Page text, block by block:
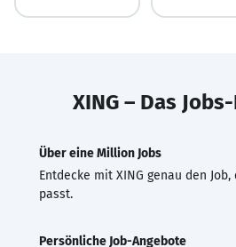
XING – Das
Über eine Million Jobs
Entdecke mit XING genau den
passt.
Persönliche Job-Angebote